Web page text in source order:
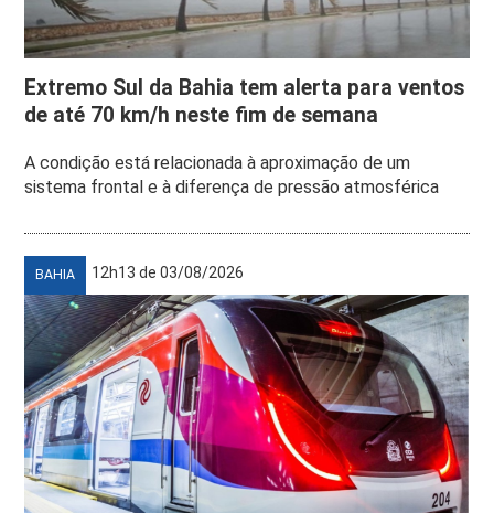
Extremo Sul da Bahia tem alerta para ventos
de até 70 km/h neste fim de semana
A condição está relacionada à aproximação de um
sistema frontal e à diferença de pressão atmosférica
BAHIA 12h13 de 03/08/2026